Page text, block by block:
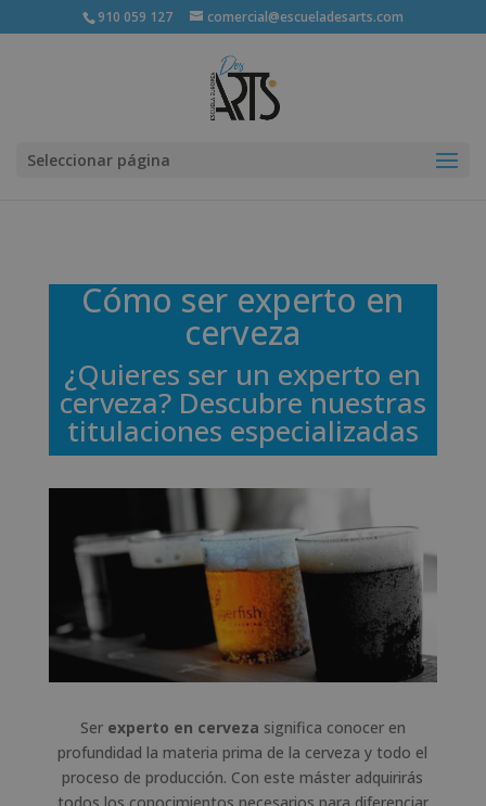
910 059 127 comercial@escueladesarts.com
Seleccionar página
Cómo ser experto en
cerveza
¿Quieres ser un experto en
cerveza? Descubre nuestras
titulaciones especializadas
Ser experto en cerveza significa conocer en
profundidad la materia prima de la cerveza y todo el
proceso de producción. Con este máster adquirirás